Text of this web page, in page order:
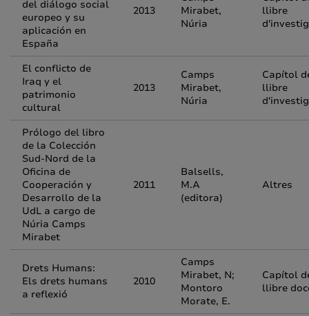
del diálogo social
europeo y su
aplicación en
España
2013
Mirabet,
Núria
llibre
El conflicto de
Iraq y el
patrimonio
cultural
2013
Camps
Mirabet,
Núria
Capítol
llibre
Prólogo del libro
de la Colección
Sud-Nord de la
Oficina de
Cooperación y
Desarrollo de la
UdL a cargo de
Núria Camps
Mirabet
2011
Balsells,
M.A
(editora)
Altres
Drets Humans:
Els drets humans
a reflexió
2010
Camps
Mirabet, N;
Montoro
Morate, E.
Capítol
llibre